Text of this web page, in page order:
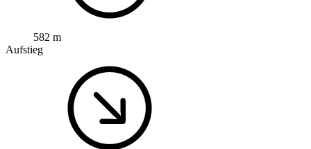
582 m
Aufstieg